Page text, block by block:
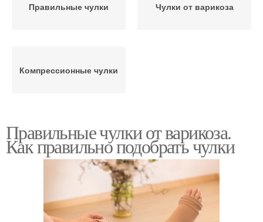
Правильные чулки Чулки от варикоза
Компрессионные чулки
Правильные чулки от варикоза.
Как правильно подобрать чулки